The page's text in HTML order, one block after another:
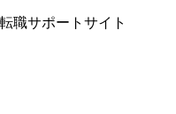
職サポートサイト